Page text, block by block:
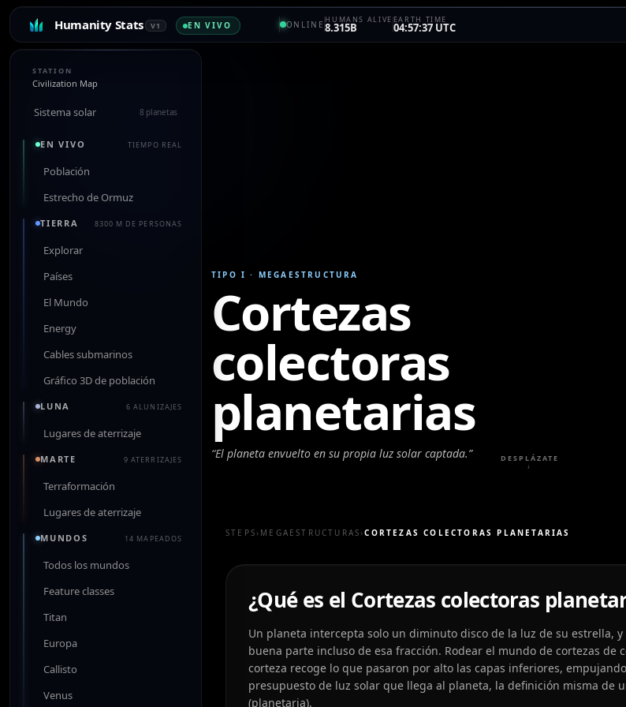
Humanity Stats V1 EN VIVO ONLINE HUMANS ALIVE
8.315B
EARTH TIME
04:57:37 UTC
STATION
Civilization Map
Sistema solar 8 planetas
EN VIVO TIEMPO REAL
Población
Estrecho de Ormuz
TIERRA 8300 M DE PERSONAS
Explorar
Países
El Mundo
Energy
Cables submarinos
Gráfico 3D de población
LUNA 6 ALUNIZAJES
Lugares de aterrizaje
MARTE 9 ATERRIZAJES
Terraformación
Lugares de aterrizaje
MUNDOS 14 MAPEADOS
Todos los mundos
Feature classes
Titan
Europa
Callisto
Venus
TIPO I · MEGAESTRUCTURA
Cortezas
colectoras
planetarias
“El planeta envuelto en su propia luz solar captada.”
DESPLÁZATE
↓
STEPS › MEGAESTRUCTURAS ›CORTEZAS COLECTORAS PLANETARIAS
¿Qué es el Cortezas colectoras
Un planeta intercepta solo un diminuto disco de la luz de su estrella,
buena parte incluso de esa fracción. Rodear el mundo de cortezas de
corteza recoge lo que pasaron por alto las capas inferiores,
presupuesto de luz solar que llega al planeta, la definición misma de
(planetaria).